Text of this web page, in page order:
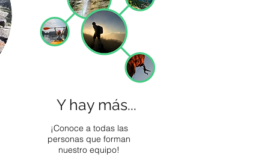
Y hay más...
¡Conoce a todas las
personas que forman
nuestro equipo!